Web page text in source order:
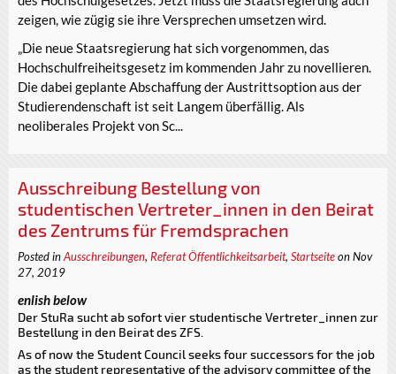
zeigen, wie zügig sie ihre Versprechen umsetzen wird.
„Die neue Staatsregierung hat sich vorgenommen, das
Hochschulfreiheitsgesetz im kommenden Jahr zu novellieren.
Die dabei geplante Abschaffung der Austrittsoption aus der
Studierendenschaft ist seit Langem überfällig. Als
neoliberales Projekt von Sc...
Ausschreibung Bestellung von
studentischen Vertreter_innen in den Beirat
des Zentrums für Fremdsprachen
Posted inAusschreibungen, Referat Öffentlichkeitsarbeit, Startseiteon Nov
27, 2019
enlish below
Der StuRa sucht ab sofort vier studentische Vertreter_innen zur
Bestellung in den Beirat des ZFS.
As of now the Student Council seeks four successors for the job
as the student representative of the advisory committee of the